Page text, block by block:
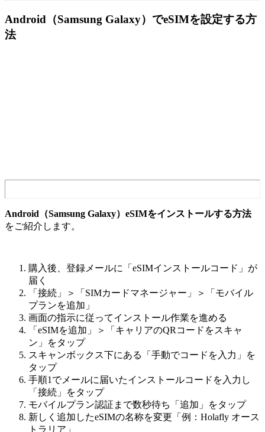
Android（Samsung Galaxy）でeSIMを設定する方
法
Android（Samsung Galaxy）eSIMをインストールする方法
をご紹介します。
購入後、登録メールに「eSIMインストールコード」が
届く
「接続」＞「SIMカードマネージャー」＞「モバイル
プランを追加」
画面の指示に従ってインストール作業を進める
「eSIMを追加」＞「キャリアのQRコードをスキャ
ン」をタップ
スキャンボックス下にある「手動でコードを入力」を
タップ
手順1でメールに届いたインストールコードを入力し
「接続」をタップ
モバイルプラン認証まで数秒待ち「追加」をタップ
新しく追加したeSIMの名称を変更「例：Holafly オース
トラリア」